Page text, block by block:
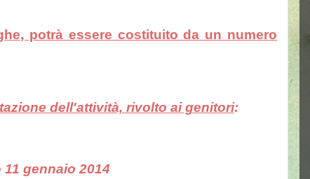
potrà essere costituito da un numero
dell'attività, rivolto ai genitori:
11 gennaio 2014